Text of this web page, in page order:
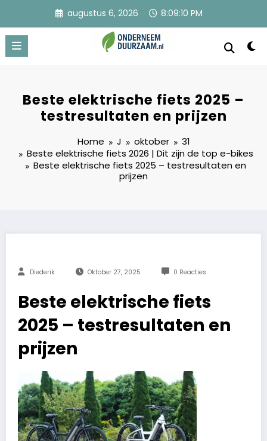
de
inhoud
augustus 6, 2026 8:09:12 PM
Beste elektrische fiets 2025 –
testresultaten en prijzen
Home J oktober
31
Beste elektrische fiets 2026 | Dit zijn de top e-bikes
Beste elektrische fiets 2025 – testresultaten en
prijzen
Diederik Oktober 27, 2025 0 Reacties
Beste elektrische fiets
2025 – testresultaten en
prijzen